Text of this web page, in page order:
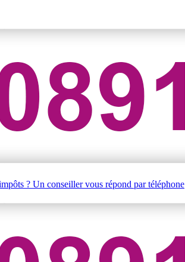
? Un conseiller vous répond par téléphone